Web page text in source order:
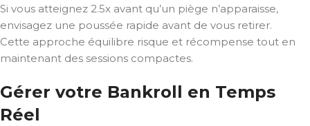
Si vous atteignez 2.5x avant qu’un piège n’apparaisse,
envisagez une poussée rapide avant de vous retirer.
Cette approche équilibre risque et récompense tout en
maintenant des sessions compactes.
Gérer votre Bankroll en Temps
Réel